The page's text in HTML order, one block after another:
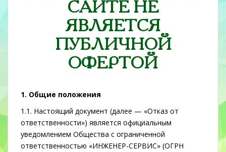
n
t
САЙТЕ НЕ
ЯВЛЯЕТСЯ
ПУБЛИЧНОЙ
ОФЕРТОЙ
1. Общие положения
1.1. Настоящий документ (далее — «Отказ от
ответственности») является официальным
уведомлением Общества с ограниченной
ответственностью «ИНЖЕНЕР-СЕРВИС» (ОГРН